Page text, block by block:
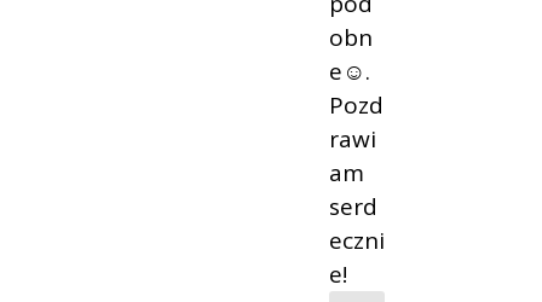
obn
e☺.
Pozd
rawi
am
serd
eczni
e!